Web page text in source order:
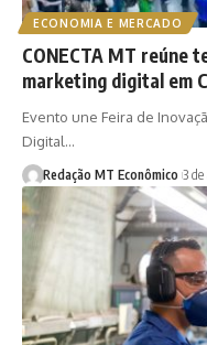
ECONOMIA E MERCADO
CONECTA MT reúne
marketing digital em
Evento une Feira de
Digital…
Redação MT Econômico 3 de